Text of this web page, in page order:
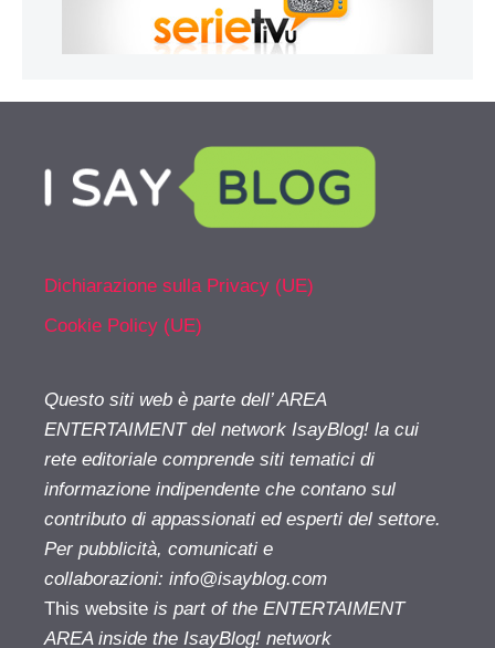
Dichiarazione sulla Privacy (UE)
Cookie Policy (UE)
Questo siti web è parte dell’ AREA
ENTERTAIMENT del network IsayBlog! la cui
rete editoriale comprende siti tematici di
informazione indipendente che contano sul
contributo di appassionati ed esperti del settore.
Per pubblicità, comunicati e
collaborazioni: info@isayblog.com
This website is part of the ENTERTAIMENT
AREA inside the IsayBlog! network